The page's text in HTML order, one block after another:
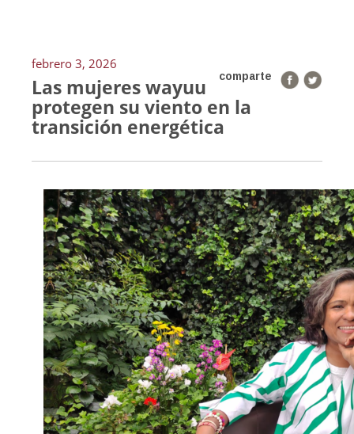
febrero 3, 2026
comparte
Las mujeres wayuu
protegen su viento en la
transición energética